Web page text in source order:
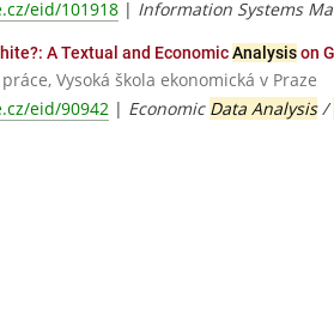
eid/101918 | Information Systems
A Textual and EconomicAnalysison
Vysoká škola ekonomická v Praze
eid/90942 | Economic Data Analysis/